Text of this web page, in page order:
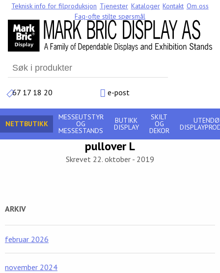
Search
for:
67 17 18 20
e-post
Teknisk info for filproduksjon Tjenester Kataloger Kontakt Om oss
Faq-ofte stilte spørsmål
NETTBUTIKK
MESSEUTSTYR
OG
MESSESTANDS
BUTIKK
DISPLAY
SKILT
OG
DEKOR
pullover L
Skrevet 22. oktober - 2019
ARKIV
februar 2026
november 2024